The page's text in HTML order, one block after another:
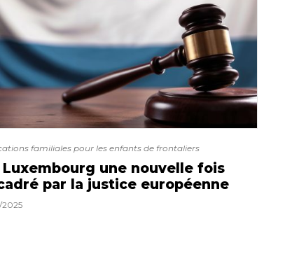
familiales pour les enfants de frontaliers
Luxembourg une nouvelle fois
par la justice européenne
2025